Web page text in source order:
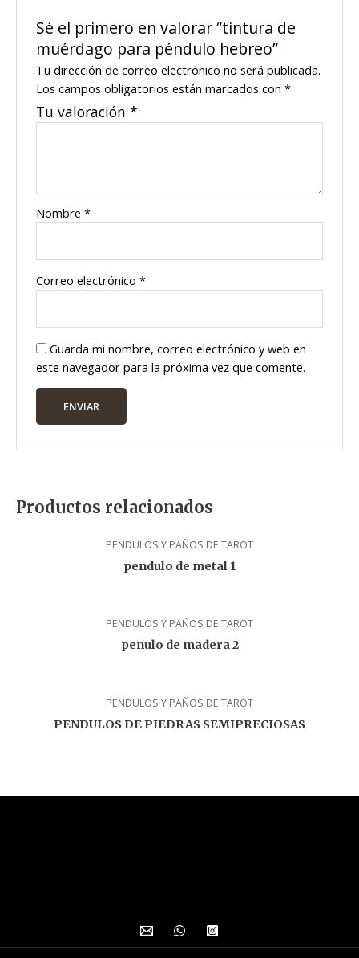
Sé el primero en valorar “tintura de
muérdago para péndulo hebreo”
Tu dirección de correo electrónico no será publicada.
Los campos obligatorios están marcados con*
Tu valoración*
Nombre*
Correo electrónico*
Guarda mi nombre, correo electrónico y web en
este navegador para la próxima vez que comente.
Productos relacionados
PENDULOS Y PAÑOS DE TAROT
pendulo de metal 1
PENDULOS Y PAÑOS DE TAROT
penulo de madera 2
PENDULOS Y PAÑOS DE TAROT
PENDULOS DE PIEDRAS SEMIPRECIOSAS